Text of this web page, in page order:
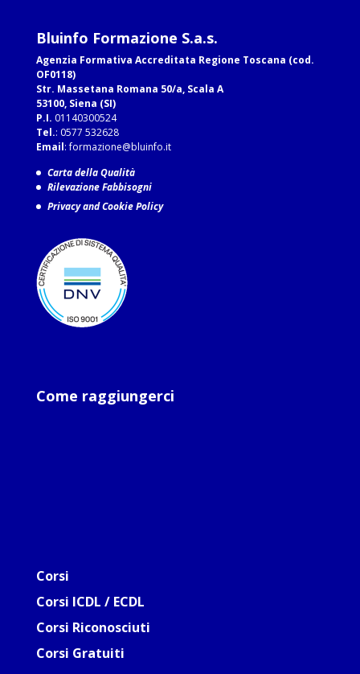
Bluinfo Formazione S.a.s.
Agenzia Formativa Accreditata Regione Toscana (cod.
OF0118)
Str. Massetana Romana 50/a, Scala A
53100, Siena (SI)
P.I. 01140300524
Tel.: 0577 532628
Email:formazione@bluinfo.it
Carta della Qualità
Rilevazione Fabbisogni
Privacy and Cookie Policy
Come raggiungerci
Corsi
Corsi ICDL / ECDL
Corsi Riconosciuti
Corsi Gratuiti